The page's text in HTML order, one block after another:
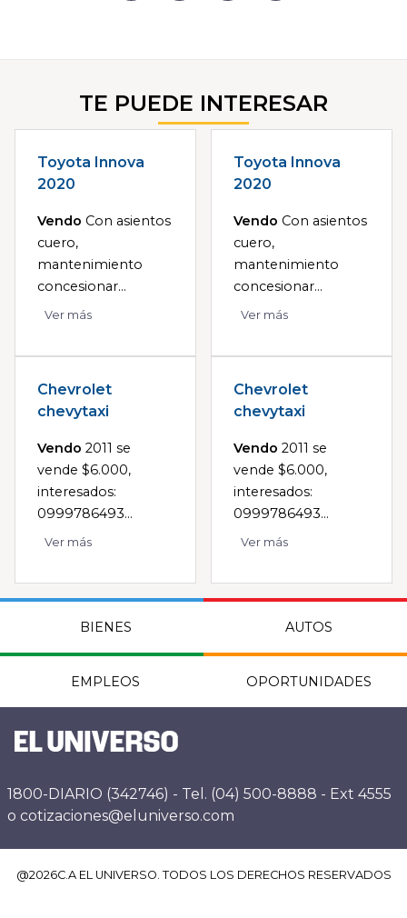
TE PUEDE INTERESAR
Toyota Innova
2020
Vendo Con asientos
cuero,
mantenimiento
concesionar...
Ver más
Toyota Innova
2020
Vendo Con asientos
cuero,
mantenimiento
concesionar...
Ver más
Chevrolet
chevytaxi
Vendo 2011 se
vende $6.000,
interesados:
0999786493...
Ver más
Chevrolet
chevytaxi
Vendo 2011 se
vende $6.000,
interesados:
0999786493...
Ver más
BIENES AUTOS
EMPLEOS OPORTUNIDADES
1800-DIARIO (342746) - Tel. (04) 500-8888 - Ext 4555
o cotizaciones@eluniverso.com
@2026C.A EL UNIVERSO. TODOS LOS DERECHOS RESERVADOS